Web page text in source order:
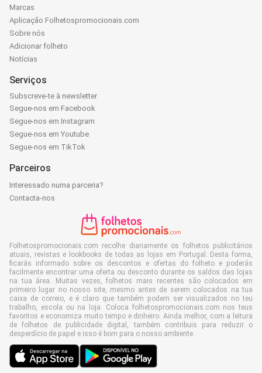
Marcas
Aplicação Folhetospromocionais.com
Sobre nós
Adicionar folheto
Notícias
Serviços
Subscreve-te à newsletter
Segue-nos em Facebook
Segue-nos em Instagram
Segue-nos em Youtube
Segue-nos em TikTok
Parceiros
Interessado numa parceria?
Contacta-nos
Folhetospromocionais.com recolhe diariamente os folhetos publicitários
atuais, revistas e lookbooks de todas as lojas em Portugal. Desta forma,
ficarás informado sobre os descontos e ofertas do folheto e poderás
facilmente encontrar uma oferta ou desconto durante os saldos das lojas
na tua área. Muitas vezes, folhetos mais recentes são colocados em
primeiro lugar no nosso site, mesmo antes de serem colocados na tua
caixa de correio, e é claro que também podem ser visualizados no teu
trabalho, escola ou na loja. Coloca folhetospromocionais.com nos teus
favoritos e economiza muito tempo e dinheiro. Ainda melhor, com a leitura
de folhetos de publicidade digital, também contribuis para reduzir o
desperdício de papel e isso é bom para o nosso ambiente.